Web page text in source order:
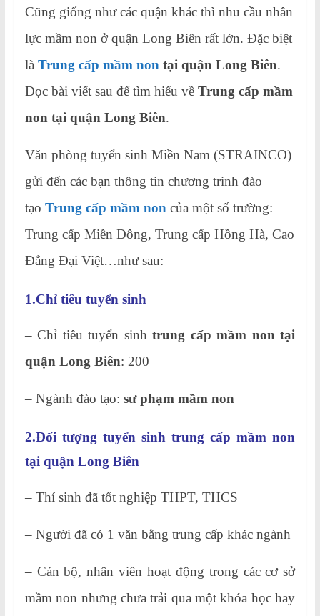
Cũng giống như các quận khác thì nhu cầu nhân
lực mầm non ở quận Long Biên rất lớn. Đặc biệt
là Trung cấp mầm nontại quận Long Biên.
Đọc bài viết sau để tìm hiểu về Trung cấp mầm
non tại quận Long Biên.
Văn phòng tuyển sinh Miền Nam (STRAINCO)
gửi đến các bạn thông tin chương trinh đào
tạo Trung cấp mầm noncủa một số trường:
Trung cấp Miền Đông, Trung cấp Hồng Hà, Cao
Đẳng Đại Việt…như sau:
1.Chỉ tiêu tuyển sinh
– Chỉ tiêu tuyển sinhtrung cấp mầm non tại
quận Long Biên: 200
– Ngành đào tạo: sư phạm mầm non
2.Đối tượng tuyển sinh trung cấp mầm non
tại quận Long Biên
– Thí sinh đã tốt nghiệp THPT, THCS
– Người đã có 1 văn bằng trung cấp khác ngành
– Cán bộ, nhân viên hoạt động trong các cơ sở
mầm non nhưng chưa trải qua một khóa học hay